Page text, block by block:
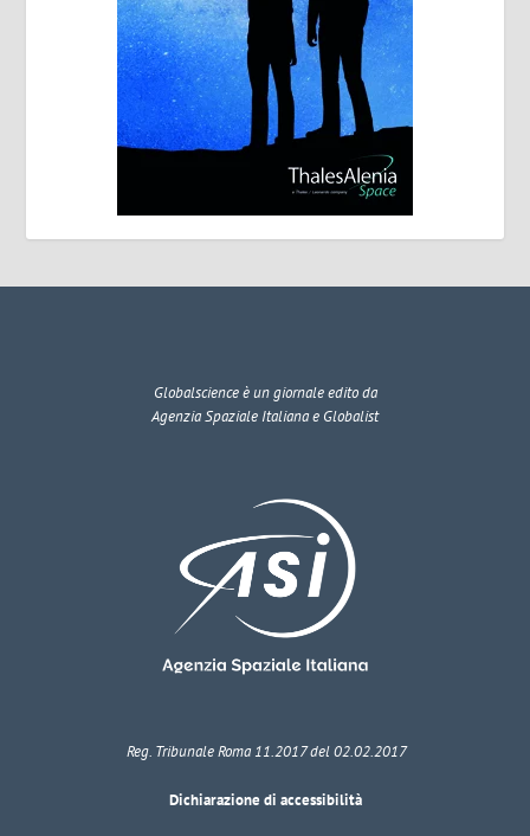
Globalscienceè un giornale edito da
Agenzia Spaziale Italiana e Globalist
Reg. Tribunale Roma 11.2017 del 02.02.2017
Dichiarazione di accessibilità